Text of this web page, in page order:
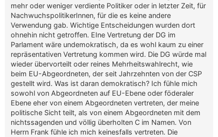
mehr oder weniger verdiente Politiker oder in letzter Zeit, für
NachwuchspolitikerInnen, für die es keine andere
Verwendung gab. Wichtige Entscheidungen wurden dort
ohnehin nicht getroffen. EIne Vertretung der DG im
Parlament wäre undemokratisch, da es wohl kaum zu einer
repräsentativen Vertretung kommen wird. Die DG würde mal
wieder übervorteilt oder reines Mehrheitswahlrecht, wie
beim EU-Abgeordneten, der seit Jahrzehnten von der CSP
gestellt wird. Was ist daran demokratisch? Ich fühle mich
sowohl von Abgeordneten auf EU-Ebene oder föderaler
Ebene eher von einem Abgeordneten vertreten, der meine
politische Sicht teilt, als von einem Abgeordneten mit dem
nichtssagenden und völlig überholten C im Namen. Von
Herrn Frank fühle ich mich keinesfalls vertreten. Die